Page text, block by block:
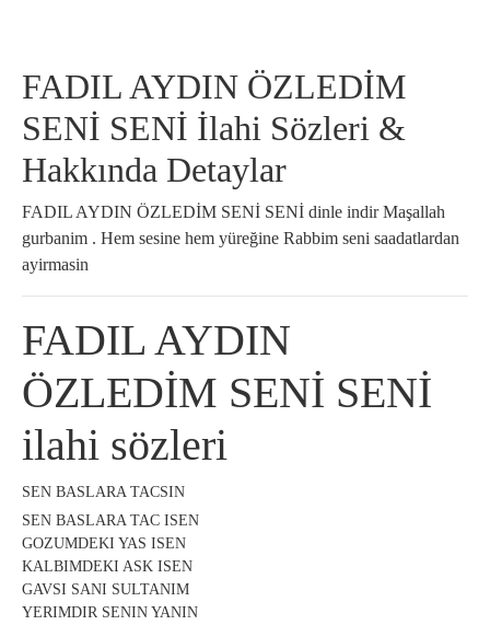
FADIL AYDIN ÖZLEDİM
SENİ SENİ İlahi Sözleri &
Hakkında Detaylar
FADIL AYDIN ÖZLEDİM SENİ SENİ dinle indir Maşallah
gurbanim . Hem sesine hem yüreğine Rabbim seni saadatlardan
ayirmasin
FADIL AYDIN
ÖZLEDİM SENİ SENİ
ilahi sözleri
SEN BASLARA TACSIN
SEN BASLARA TAC ISEN
GOZUMDEKI YAS ISEN
KALBIMDEKI ASK ISEN
GAVSI SANI SULTANIM
YERIMDIR SENIN YANIN